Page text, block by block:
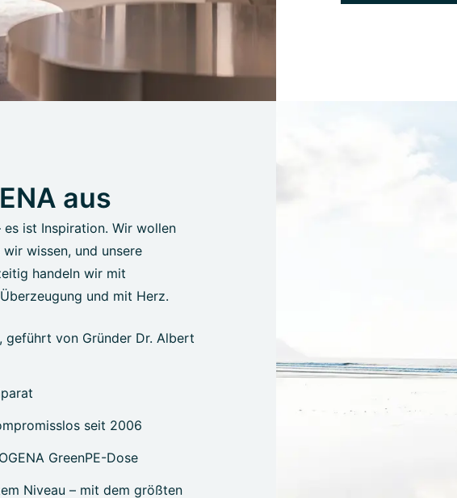
aus
ist Inspiration. Wir wollen
wissen, und unsere
handeln wir mit
und mit Herz.
geführt von Gründer Dr. Albert
seit 2006
GreenPE-Dose
Niveau – mit dem größten